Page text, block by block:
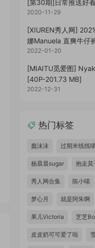
[第30期]日常推送好
2020-11-29
[XIUREN秀人网]
娜Manuela 直爽牛仔
2022-01-20
[MIAITU觅爱图]
[40P-201.73 MB]
2022-12-31
热门标签
蠢沫沫 过期米线线
杨晨晨sugar 抱走莫
秀人网合集 陈小喵
梦心月 就是阿朱啊
果儿Victoria 芝芝
皮皮奶可可爱了啦